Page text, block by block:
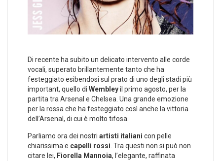
Di recente ha subito un delicato intervento alle corde
vocali, superato brillantemente tanto che ha
festeggiato esibendosi sul prato di uno degli stadi più
important, quello di Wembleyil primo agosto, per la
partita tra Arsenal e Chelsea. Una grande emozione
per la rossa che ha festeggiato così anche la vittoria
dell’Arsenal, di cui è molto tifosa.
Parliamo ora dei nostri artisti italiani con pelle
chiarissima e capelli rossi. Tra questi non si può non
citare lei, Fiorella Mannoia, l’elegante, raffinata